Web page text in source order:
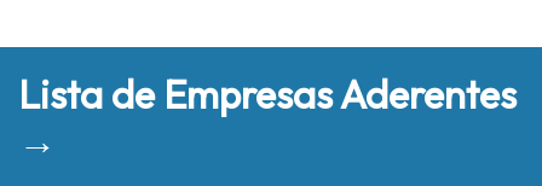
Lista de Empresas Aderentes
→